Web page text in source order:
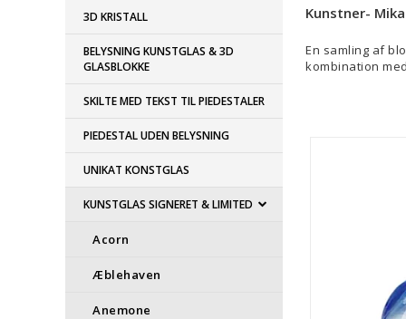
3D KRISTALL
BELYSNING KUNSTGLAS & 3D
GLASBLOKKE
SKILTE MED TEKST TIL PIEDESTALER
PIEDESTAL UDEN BELYSNING
UNIKAT KONSTGLAS
KUNSTGLAS SIGNERET & LIMITED
Acorn
Æblehaven
Anemone
Kunstner-
En samling af
kombination